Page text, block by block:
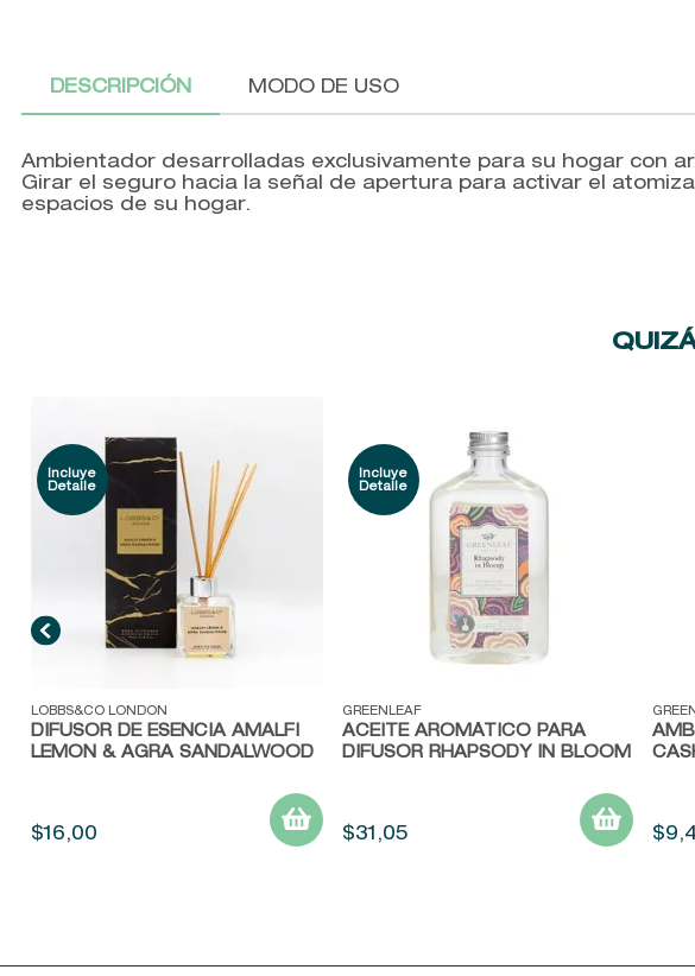
DESCRIPCIÓN MODO DE USO
Ambientador desarrolladas exclusivamente para su hogar con
Girar el seguro hacia la señal de apertura para activar el
espacios de su hogar.
Vista rápida
LOBBS&CO LONDON
DIFUSOR DE ESENCIA AMALFI
LEMON & AGRA SANDALWOOD
$16,00
Vista rápida
GREENLEAF
ACEITE AROMÁTICO PARA
DIFUSOR RHAPSODY IN BLOOM
$31 ,05 $9,